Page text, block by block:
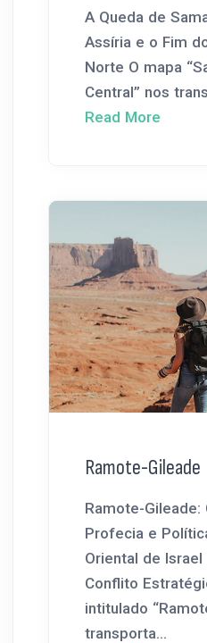
A Queda de
Assíria e o Fim
Norte O mapa
Central” nos
Read More
Ramote-Gileade
Ramote-Gileade:
Profecia e
Oriental de Israel
Conflito
intitulado
transporta...